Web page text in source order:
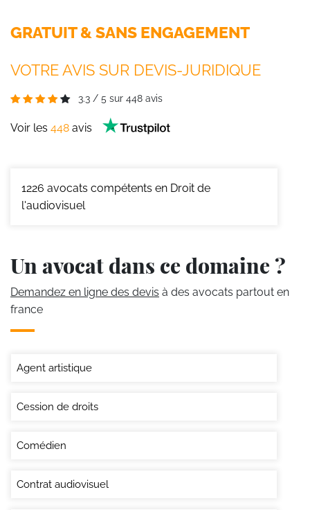
GRATUIT & SANS ENGAGEMENT
VOTRE AVIS SUR DEVIS-JURIDIQUE
3.3 / 5 sur 448 avis
Voir les 448 avis
1226 avocats compétents en Droit de
l'audiovisuel
Un avocat dans ce domaine ?
Demandez en ligne des devis à des avocats partout en
france
Agent artistique
Cession de droits
Comédien
Contrat audiovisuel